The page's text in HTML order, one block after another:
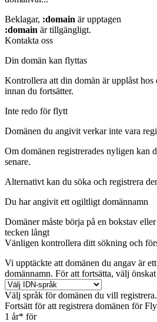
Beklagar, :domain är upptagen
:domain är tillgängligt.
Kontakta oss
Din domän kan flyttas
Kontrollera att din domän är upplåst hos
innan du fortsätter.
Inte redo för flytt
Domänen du angivit verkar inte vara
Om domänen registrerades nyligen kan
senare.
Alternativt kan du söka och registrera
Du har angivit ett ogiltligt domännamn
Domäner måste börja på en bokstav
tecken långt
Vänligen kontrollera ditt sökning och
Vi upptäckte att domänen du angav är
domännamn. För att fortsätta, välj
Välj språk för domänen du vill registrera.
Fortsätt för att registrera domänen för
1 år* för